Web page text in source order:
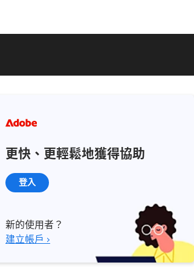
更快、更輕鬆地獲得協助
登入
新的使用者？
建立帳戶 ›